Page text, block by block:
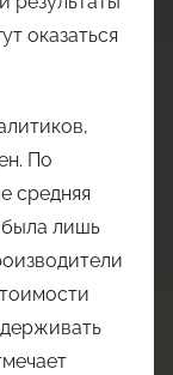
оказаться
По
средняя
лишь